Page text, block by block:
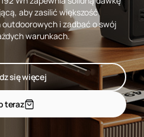
aby zasilić większość
i zadbać o swój
warunkach.
się więcej
teraz